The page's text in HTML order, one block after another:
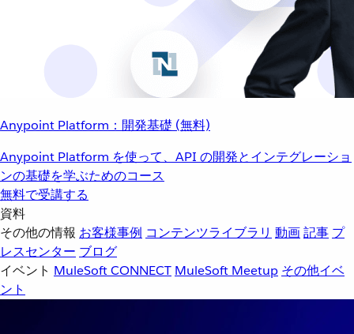
Anypoint Platform：開発基礎 (無料)
Anypoint Platform を使って、API の開発とインテグレーショ
ンの基礎を学ぶためのコース
無料で受講する
資料
その他の情報 お客様事例 コンテンツライブラリ 動画記事 プ
レスセンター ブログ
イベント MuleSoft CONNECT MuleSoft Meetup その他イベ
ント